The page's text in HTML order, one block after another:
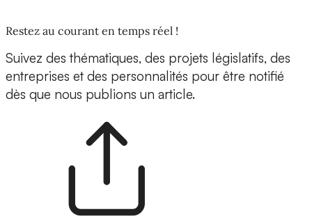
Restez au courant en temps réel !
Suivez des thématiques, des projets législatifs, des
entreprises et des personnalités pour être notifié
dès que nous publions un article.